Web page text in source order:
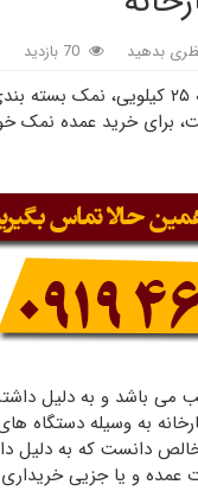
بدهید 70 بازدید
بندی پت، برای خرید عمده نمک
می باشد و به دلیل
به وسیله دستگاه
دانست که به دلیل
و یا جزیی خریداری